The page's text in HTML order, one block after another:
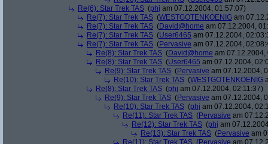
Re(6): Star Trek TAS (phj am 07.12.2004, 01:57:07)
Re(7): Star Trek TAS (WESTGOTENKOENIG am
Re(7): Star Trek TAS (David@home am 07.12.2004,
Re(7): Star Trek TAS (User6465 am 07.12.2004,
Re(7): Star Trek TAS (Pervasive am 07.12.2004,
Re(8): Star Trek TAS (David@home am 07.12.2004,
Re(8): Star Trek TAS (User6465 am 07.12.2004,
Re(9): Star Trek TAS (Pervasive am 07.12.2004,
Re(10): Star Trek TAS (WESTGOTENKOENIG
Re(8): Star Trek TAS (phj am 07.12.2004, 02:11:37)
Re(9): Star Trek TAS (Pervasive am 07.12.2004,
Re(10): Star Trek TAS (phj am 07.12.2004,
Re(11): Star Trek TAS (Pervasive am
Re(12): Star Trek TAS (phj am
Re(13): Star Trek TAS (Pervasive am
Re(11): Star Trek TAS (Pervasive am